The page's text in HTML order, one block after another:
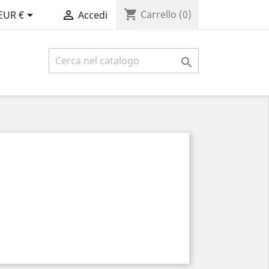
€  Accedi shopping_cart Carrello (0)
